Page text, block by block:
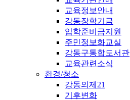
교육정보안내
강동장학기금
입학준비금지원
주민정보화교실
강동구통합도서관
교육관련소식
환경/청소
강동의제21
기후변화